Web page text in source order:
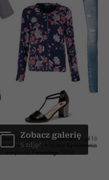
Zobacz galerię
5 zdjęć